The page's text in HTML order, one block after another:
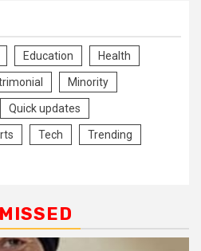
Education Health
Minority
Quick updates
Tech Trending